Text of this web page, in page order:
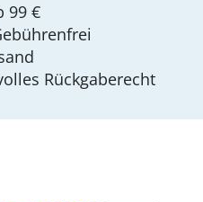
99 €
Rückgaberecht